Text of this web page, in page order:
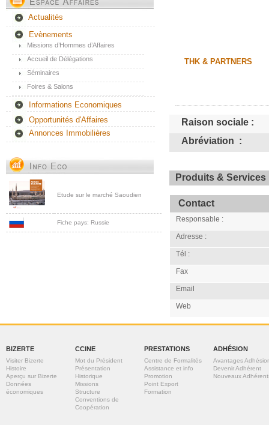
Actualités
Evènements
Missions d’Hommes d’Affaires
Accueil de Délégations
Séminaires
Foires & Salons
Informations Economiques
Opportunités d'Affaires
Annonces Immobilières
Etude sur le marché Saoudien
Fiche pays: Russie
THK & PARTNERS
Raison sociale :
Abréviation :
Produits & Services
Contact
Responsable :
Adresse :
Tél :
Fax
Email
Web
BIZERTE
Visiter Bizerte
Histoire
Aperçu sur Bizerte
Données
économiques
CCINE
Mot du Président
Présentation
Historique
Missions
Structure
Conventions de
Coopération
PRESTATIONS
Centre de Formalités
Assistance et info
Promotion
Point Export
Formation
ADHÉSION
Avantages
Devenir Adhérent
Nouveaux